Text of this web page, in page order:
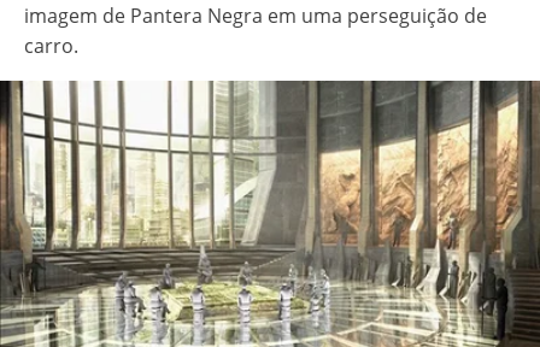
imagem de Pantera Negra em uma perseguição de
carro.